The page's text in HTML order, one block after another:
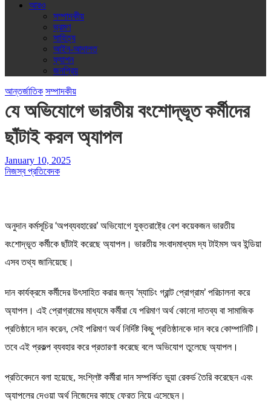
আরও
সম্পাদকীয়
ভ্রমণ
সাহিত্য
আইন-আদালত
ফ্যাশন
জনপ্রিয়
আন্তর্জাতিক সম্পাদকীয়
যে অভিযোগে ভারতীয় বংশোদ্ভূত কর্মীদের
ছাঁটাই করল অ্যাপল
January 10, 2025
নিজস্ব প্রতিবেদক
অনুদান কর্মসূচির ‘অপব্যবহারের’ অভিযোগে যুক্তরাষ্ট্রে বেশ কয়েকজন ভারতীয়
বংশোদ্ভূত কর্মীকে ছাঁটাই করেছে অ্যাপল। ভারতীয় সংবাদমাধ্যম দ্য টাইমস অব ইন্ডিয়া
এসব তথ্য জানিয়েছে।
দান কার্যক্রমে কর্মীদের উৎসাহিত করার জন্য ‘ম্যাচিং গ্রান্ট প্রোগ্রাম’ পরিচালনা করে
অ্যাপল। এই প্রোগ্রামের মাধ্যমে কর্মীরা যে পরিমাণ অর্থ কোনো দাতব্য বা সামাজিক
প্রতিষ্ঠানে দান করেন, সেই পরিমাণ অর্থ নির্দিষ্ট কিছু প্রতিষ্ঠানকে দান করে কোম্পানিটি।
তবে এই প্রকল্প ব্যবহার করে প্রতারণা করেছে বলে অভিযোগ তুলেছে অ্যাপল।
প্রতিবেদনে বলা হয়েছে, সংশ্লিষ্ট কর্মীরা দান সম্পর্কিত ভুয়া রেকর্ড তৈরি করেছেন এবং
অ্যাপলের দেওয়া অর্থ নিজেদের কাছে ফেরত নিয়ে এসেছেন।